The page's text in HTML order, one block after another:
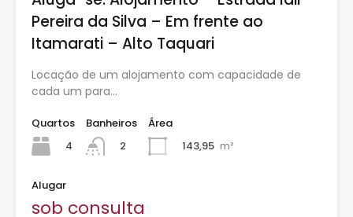
Pereira da Silva – Em frente ao
Itamarati – Alto Taquari
Locação de um alojamento com capacidade de
cada um para…
Quartos
4
Banheiros
2
Área
143,95 m²
Alugar
sob consulta